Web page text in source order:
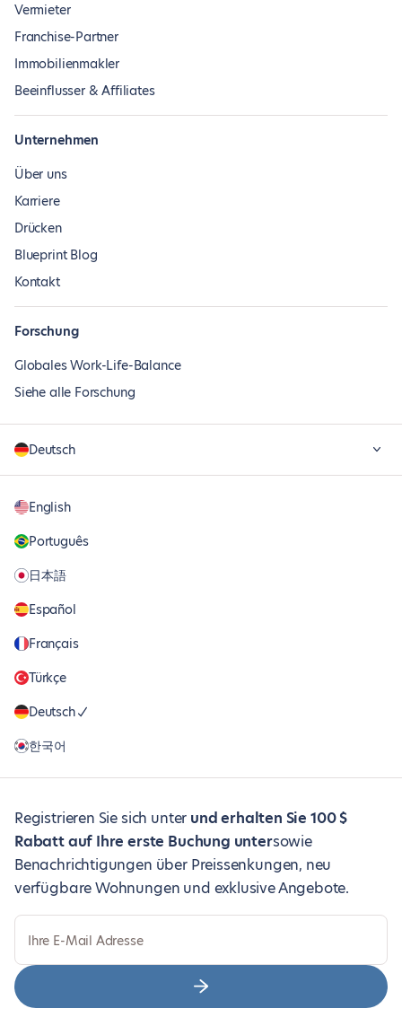
Vermieter
Franchise-Partner
Immobilienmakler
Beeinflusser & Affiliates
Unternehmen
Über uns
Karriere
Drücken
Blueprint Blog
Kontakt
Forschung
Globales Work-Life-Balance
Siehe alle Forschung
Deutsch
English
Português
日本語
Español
Français
Türkçe
Deutsch
한국어
Registrieren Sie sich unter und erhalten Sie 100 $
Rabatt auf Ihre erste Buchung untersowie
Benachrichtigungen über Preissenkungen, neu
verfügbare Wohnungen und exklusive Angebote.
Ihre E-Mail Adresse